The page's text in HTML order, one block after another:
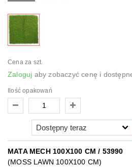
Cena za szt.
Zaloguj aby zobaczyć cenę i
Ilość opakowań
MATA MECH 100X100 CM / 53990
(MOSS LAWN 100X100 CM)